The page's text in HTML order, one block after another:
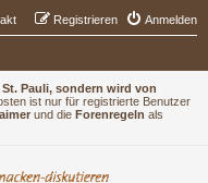
Pauli, sondern wird von
ist nur für registrierte Benutzer
und die Forenregeln als
Anmelden
Registrieren